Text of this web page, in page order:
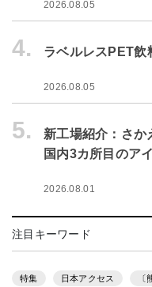
2026.08.05
4. ラベルレスPET飲
2026.08.05
5.
新工場紹介：さ
国内3カ所目のア
2026.08.01
注目キーワード
特集 日本アクセス 〔